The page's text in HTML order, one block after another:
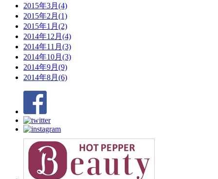
2015年3月(4)
2015年2月(1)
2015年1月(2)
2014年12月(4)
2014年11月(3)
2014年10月(3)
2014年9月(9)
2014年8月(6)